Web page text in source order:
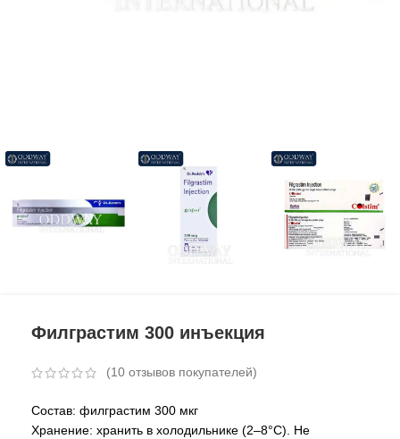
Филграстим 300 инъекция
(10 отзывов покупателей)
Состав: филграстим 300 мкг
Хранение: хранить в холодильнике (2–8°C). Не